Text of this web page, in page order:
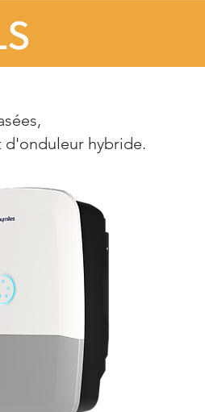
d'onduleur hybride.